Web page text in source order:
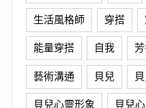
生活風格師 穿搭
能量穿搭 自我
藝術溝通 貝兒
貝兒心靈形象 貝兒